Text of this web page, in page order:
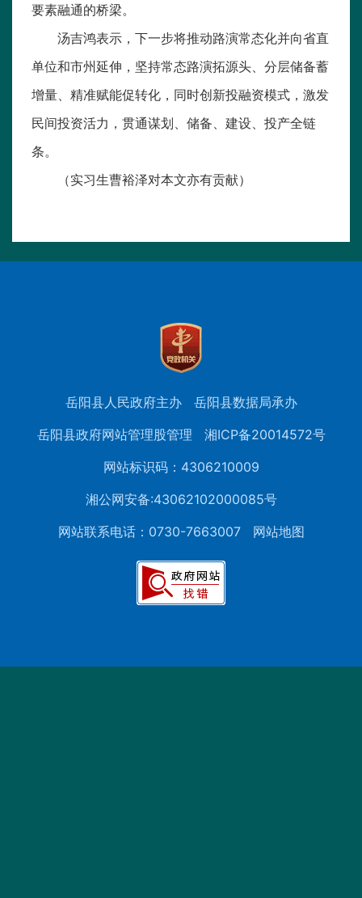
要素融通的桥梁。
汤吉鸿表示，下一步将推动路演常态化并向省直
单位和市州延伸，坚持常态路演拓源头、分层储备蓄
增量、精准赋能促转化，同时创新投融资模式，激发
民间投资活力，贯通谋划、储备、建设、投产全链
条。
（实习生曹裕泽对本文亦有贡献）
岳阳县人民政府主办
岳阳县数据局承办
岳阳县政府网站管理股管理
湘ICP备20014572号
网站标识码：4306210009
湘公网安备:43062102000085号
网站联系电话：0730-7663007
网站地图